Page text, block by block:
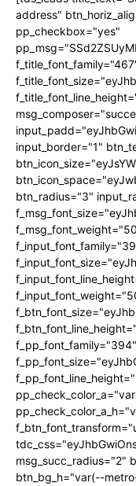
address"
pp_checkbox="yes"
input_border="1"
btn_radius="3"
f_pp_font_family="394"
msg_succ_radius="2"
btn_bg_h="var(--